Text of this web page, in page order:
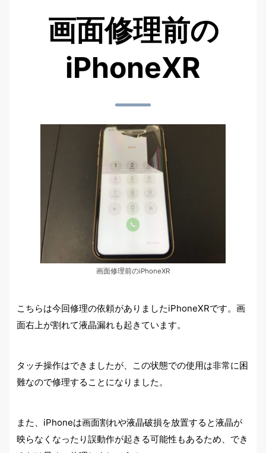
画面修理前の
iPhoneXR
画面修理前のiPhoneXR
こちらは今回修理の依頼がありましたiPhoneXRです。画
面右上が割れて液晶漏れも起きています。
タッチ操作はできましたが、この状態での使用は非常に困
難なので修理することになりました。
また、 iPhoneは画面割れや液晶破損を放置すると液晶が
映らなくなったり誤動作が起きる可能性もあるため、でき